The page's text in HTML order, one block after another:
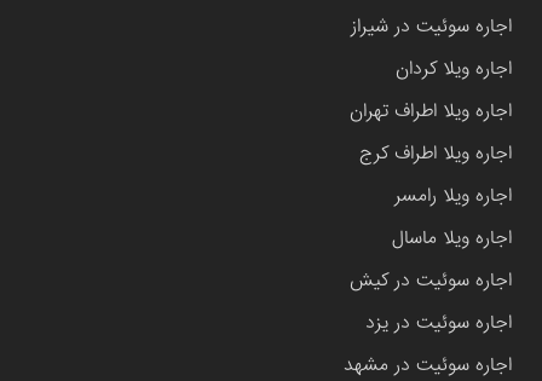
اجاره سوئیت در شیراز
اجاره ویلا کردان
اجاره ویلا اطراف تهران
اجاره ویلا اطراف کرج
اجاره ویلا رامسر
اجاره ویلا ماسال
اجاره سوئیت در کیش
اجاره سوئیت در یزد
اجاره سوئیت در مشهد